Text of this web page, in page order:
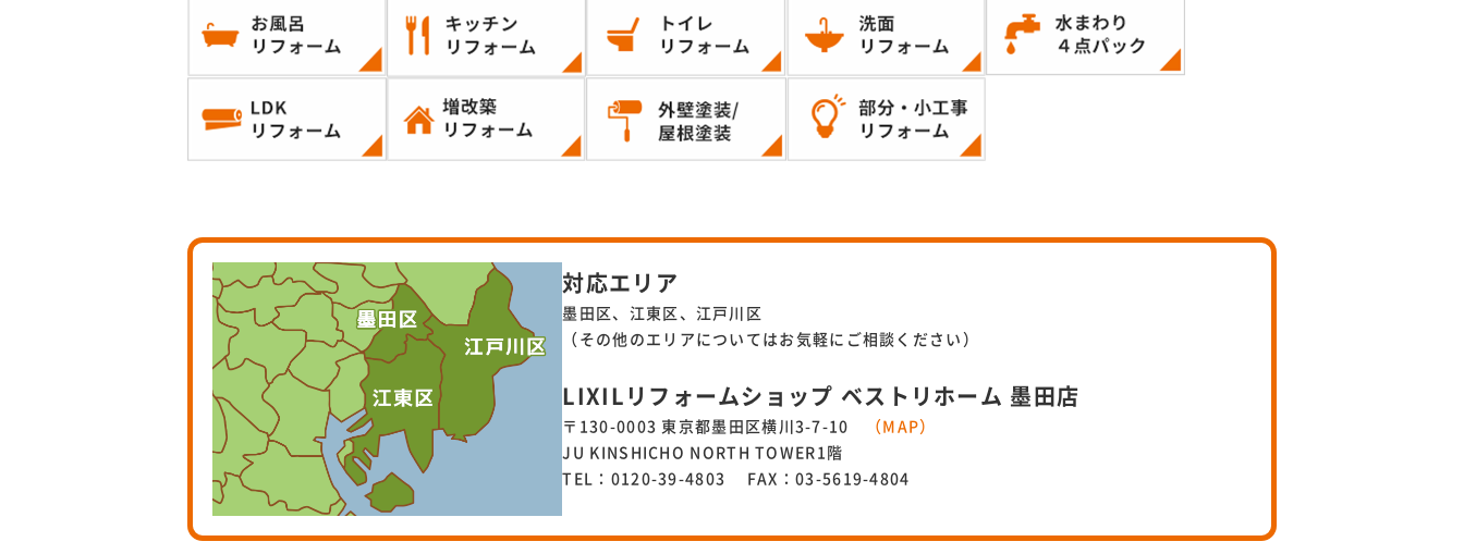
対応エリア
墨田区、江東区、江戸川区
（その他のエリアについてはお気軽にご相談ください）
LIXILリフォームショップ ベストリホーム 墨田店
〒130-0003 東京都墨田区横川3-7-10
（MAP）
JU KINSHICHO NORTH TOWER1階
TEL：0120-39-4803 FAX：03-5619-4804